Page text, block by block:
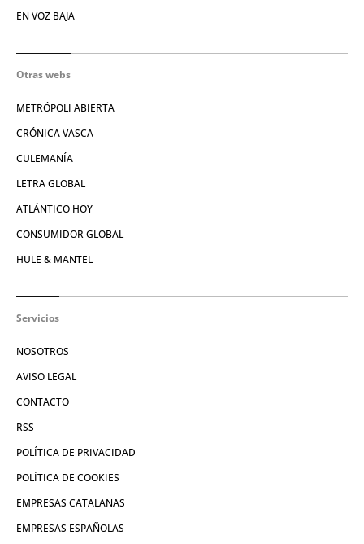
EN VOZ BAJA
Otras webs
METRÓPOLI ABIERTA
CRÓNICA VASCA
CULEMANÍA
LETRA GLOBAL
ATLÁNTICO HOY
CONSUMIDOR GLOBAL
HULE & MANTEL
Servicios
NOSOTROS
AVISO LEGAL
CONTACTO
RSS
POLÍTICA DE PRIVACIDAD
POLÍTICA DE COOKIES
EMPRESAS CATALANAS
EMPRESAS ESPAÑOLAS